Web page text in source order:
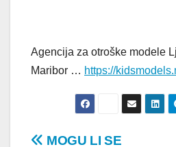
Agencija za otroške modele
Maribor … https://
MOGU LI SE